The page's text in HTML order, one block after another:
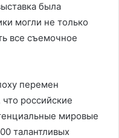
была
могли не только
все съемочное
перемен
российские
мировые
талантливых